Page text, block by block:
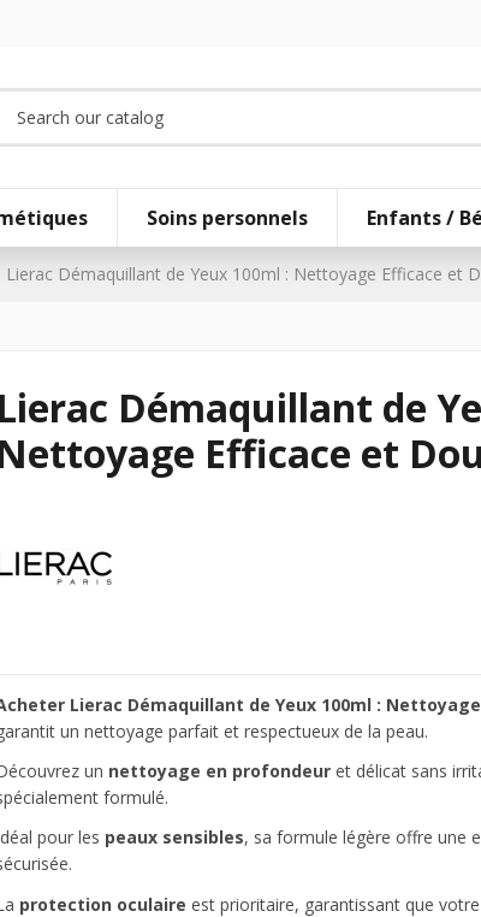
Soins personnels Enfants /
Lierac Démaquillant de Yeux 100ml : Nettoyage Efficace et
Lierac Démaquillant de
Nettoyage Efficace et
Lierac Démaquillant de Yeux 100ml :
un nettoyage parfait et respectueux de la peau.
un nettoyage en profondeur et délicat sans
formulé.
pour les peaux sensibles, sa formule légère offre une
protection oculaire est prioritaire, garantissant que